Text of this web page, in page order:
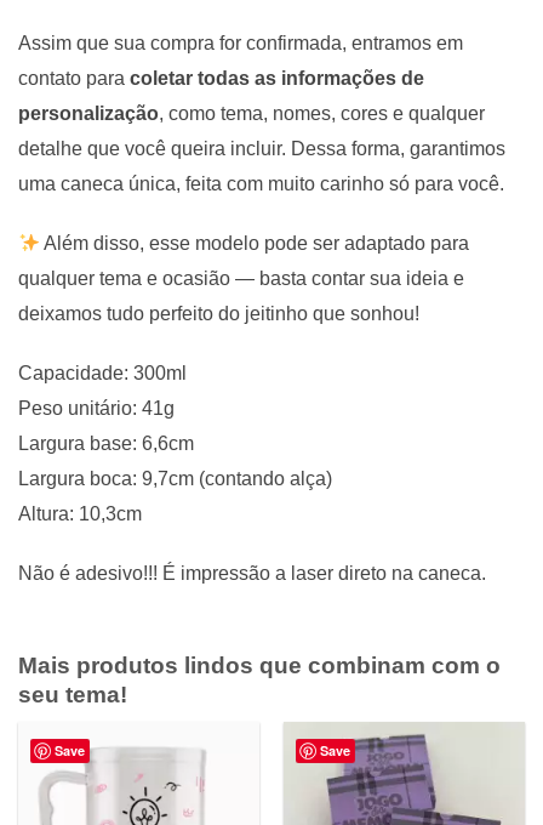
Assim que sua compra for confirmada, entramos em
contato para coletar todas as informações de
personalização, como tema, nomes, cores e qualquer
detalhe que você queira incluir. Dessa forma, garantimos
uma caneca única, feita com muito carinho só para você.
Além disso, esse modelo pode ser adaptado para
qualquer tema e ocasião — basta contar sua ideia e
deixamos tudo perfeito do jeitinho que sonhou!
Capacidade: 300ml
Peso unitário: 41g
Largura base: 6,6cm
Largura boca: 9,7cm (contando alça)
Altura: 10,3cm
Não é adesivo!!! É impressão a laser direto na caneca.
Mais produtos lindos que combinam com o
seu tema!
Save Save